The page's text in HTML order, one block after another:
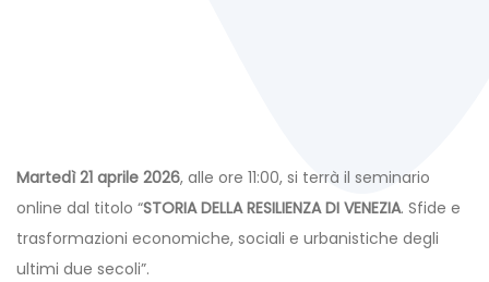
Martedì 21 aprile 2026, alle ore 11:00, si terrà il seminario
online dal titolo “STORIA DELLA RESILIENZA DI VENEZIA. Sfide e
trasformazioni economiche, sociali e urbanistiche degli
ultimi due secoli”.
navigation